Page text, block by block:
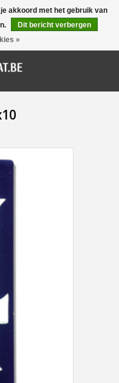
0 Artikelen - €0,00
akkoord met het gebruik van
Dit bericht verbergen
»